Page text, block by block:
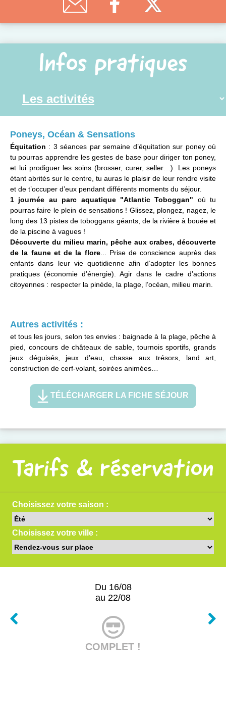
Infos pratiques
Poneys, Océan & Sensations
Équitation : 3 séances par semaine d’équitation sur poney où
tu pourras apprendre les gestes de base pour diriger ton poney,
et lui prodiguer les soins (brosser, curer, seller…). Les poneys
étant abrités sur le centre, tu auras le plaisir de leur rendre visite
et de t’occuper d’eux pendant différents moments du séjour.
1 journée au parc aquatique "Atlantic Toboggan" où tu
pourras faire le plein de sensations ! Glissez, plongez, nagez, le
long des 13 pistes de toboggans géants, de la rivière à bouée et
de la piscine à vagues !
Découverte du milieu marin, pêche aux crabes, découverte
de la faune et de la flore... Prise de conscience auprès des
enfants dans leur vie quotidienne afin d’adopter les bonnes
pratiques (économie d’énergie). Agir dans le cadre d’actions
citoyennes : respecter la pinède, la plage, l’océan, milieu marin.
Autres activités :
et tous les jours, selon tes envies : baignade à la plage, pêche à
pied, concours de châteaux de sable, tournois sportifs, grands
jeux déguisés, jeux d’eau, chasse aux trésors, land art,
construction de cerf-volant, soirées animées…
TÉLÉCHARGER LA FICHE SÉJOUR
Tarifs & réservation